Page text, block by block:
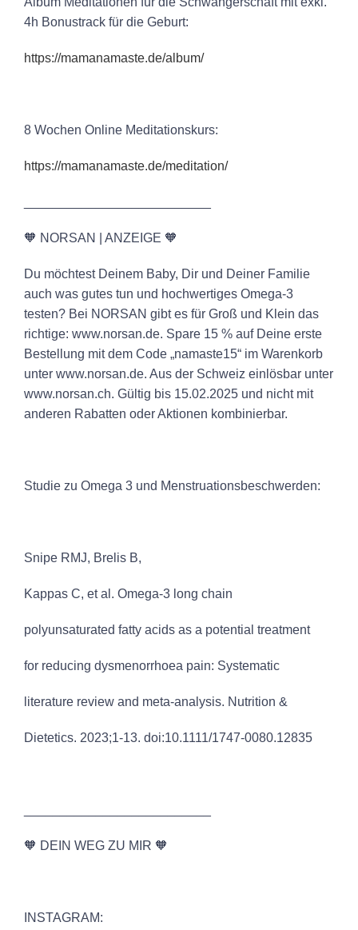
4h Bonustrack für die Geburt:
⁠⁠⁠⁠https://mamanamaste.de/album/⁠⁠⁠⁠
8 Wochen Online Meditationskurs:
⁠⁠⁠⁠https://mamanamaste.de/meditation/⁠⁠⁠⁠
🧡 NORSAN | ANZEIGE 🧡
Du möchtest Deinem Baby, Dir und Deiner Familie
auch was gutes tun und hochwertiges Omega-3
testen? Bei NORSAN gibt es für Groß und Klein das
richtige: www.norsan.de. Spare 15 % auf Deine erste
Bestellung mit dem Code „namaste15“ im Warenkorb
unter www.norsan.de. Aus der Schweiz einlösbar unter
www.norsan.ch. Gültig bis 15.02.2025 und nicht mit
anderen Rabatten oder Aktionen kombinierbar.
Studie zu Omega 3 und Menstruationsbeschwerden:
Snipe RMJ, Brelis B,
Kappas C, et al. Omega-3 long chain
polyunsaturated fatty acids as a potential treatment
for reducing dysmenorrhoea pain: Systematic
literature review and meta-analysis. Nutrition &
Dietetics. 2023;1‐13. doi:10.1111/1747-0080.12835
🧡 DEIN WEG ZU MIR 🧡
INSTAGRAM: